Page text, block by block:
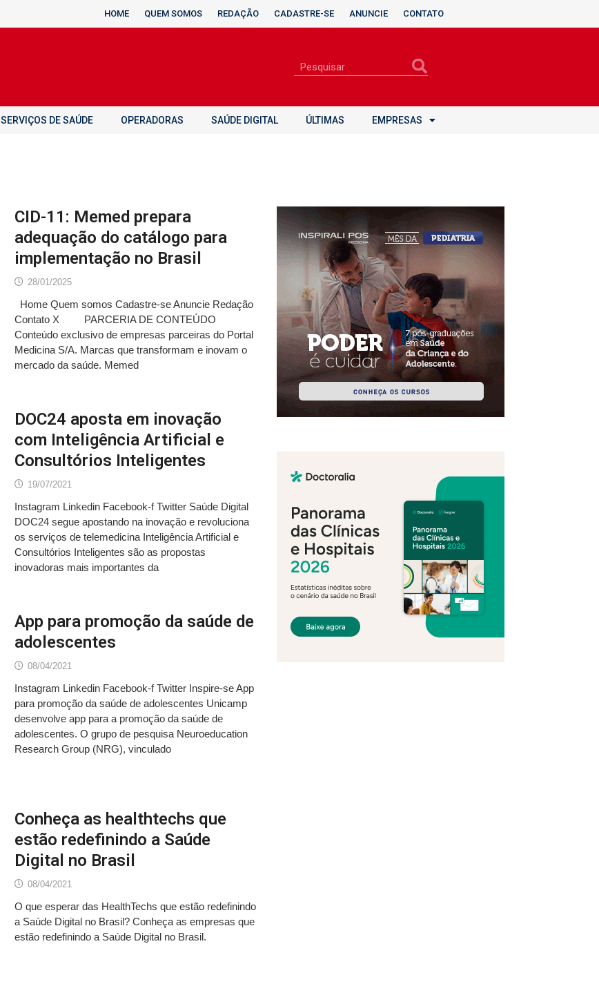
HOME QUEM SOMOS REDAÇÃO CADASTRE-SE ANUNCIE CONTATO
SERVIÇOS DE SAÚDE OPERADORAS SAÚDE DIGITAL ÚLTIMAS EMPRESAS
CID-11: Memed prepara
adequação do catálogo para
implementação no Brasil
28/01/2025
Home Quem somos Cadastre-se Anuncie Redação
Contato X PARCERIA DE CONTEÚDO
Conteúdo exclusivo de empresas parceiras do Portal
Medicina S/A. Marcas que transformam e inovam o
mercado da saúde. Memed
DOC24 aposta em inovação
com Inteligência Artificial e
Consultórios Inteligentes
19/07/2021
Instagram Linkedin Facebook-f Twitter Saúde Digital
DOC24 segue apostando na inovação e revoluciona
os serviços de telemedicina Inteligência Artificial e
Consultórios Inteligentes são as propostas
inovadoras mais importantes da
App para promoção da saúde de
adolescentes
08/04/2021
Instagram Linkedin Facebook-f Twitter Inspire-se App
para promoção da saúde de adolescentes Unicamp
desenvolve app para a promoção da saúde de
adolescentes. O grupo de pesquisa Neuroeducation
Research Group (NRG), vinculado
Conheça as healthtechs que
estão redefinindo a Saúde
Digital no Brasil
08/04/2021
O que esperar das HealthTechs que estão redefinindo
a Saúde Digital no Brasil? Conheça as empresas que
estão redefinindo a Saúde Digital no Brasil.